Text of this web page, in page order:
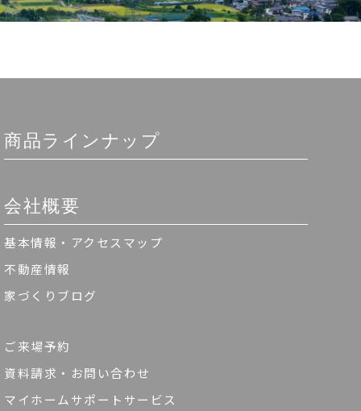
商品ラインナップ
会社概要
基本情報・アクセスマップ
不動産情報
家づくりブログ
ご来場予約
資料請求・お問い合わせ
マイホームサポートサービス